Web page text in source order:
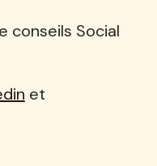
conseils Social
et